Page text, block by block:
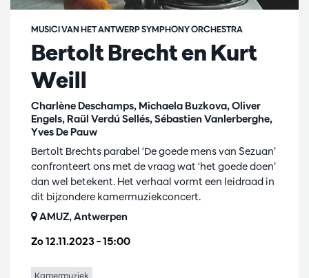
Bertolt Brecht en Kurt
Weill
Charlène Deschamps, Michaela Buzkova, Oliver
Engels, Raül Verdú Sellés, Sébastien Vanlerberghe,
Yves De Pauw
MUSICI VAN HET ANTWERP SYMPHONY ORCHESTRA
Zo 12.11.2023– 15:00
Bertolt Brechts parabel ‘De goede mens van Sezuan’
confronteert ons met de vraag wat ‘het goede doen’
dan wel betekent. Het verhaal vormt een leidraad in
dit bijzondere kamermuziekconcert.
AMUZ, Antwerpen
Kamermuziek